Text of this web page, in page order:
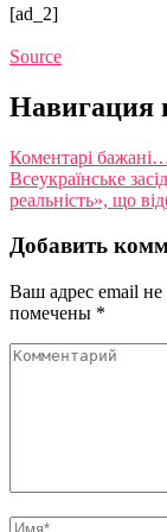
[ad_2]
Source
Навигация
Коментарі
Всеукраїнське
реальність», що
Добавить
Ваш адрес email не
помечены *